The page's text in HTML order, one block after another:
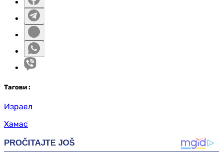
Тагови :
Израел
Хамас